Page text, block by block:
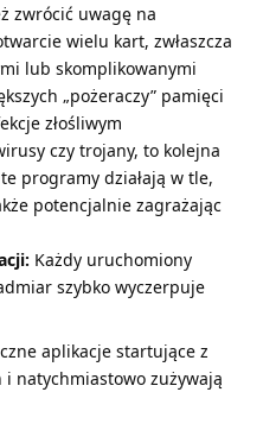
zwrócić uwagę na
wielu kart, zwłaszcza
lub skomplikowanymi
„pożeraczy” pamięci
złośliwym
czy trojany, to kolejna
programy działają w tle,
potencjalnie zagrażając
Każdy uruchomiony
szybko wyczerpuje
aplikacje startujące z
natychmiastowo zużywają